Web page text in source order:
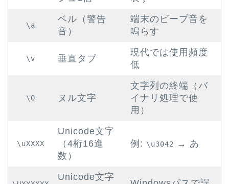
\a
ベル（警告
音）
端末のビープ音を
鳴らす
\v 垂直タブ
現代では使用頻度
低
\0 ヌル文字
文字列の終端（バ
イナリ処理で使
用）
\uXXXX
Unicode文字
（4桁16進
数）
例: \u3042 → あ
Unicode文字